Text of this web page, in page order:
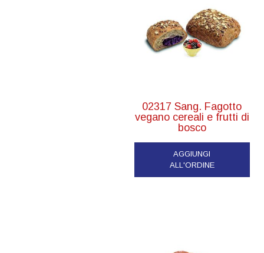
02317 Sang. Fagotto
vegano cereali e frutti di
bosco
AGGIUNGI
ALL'ORDINE